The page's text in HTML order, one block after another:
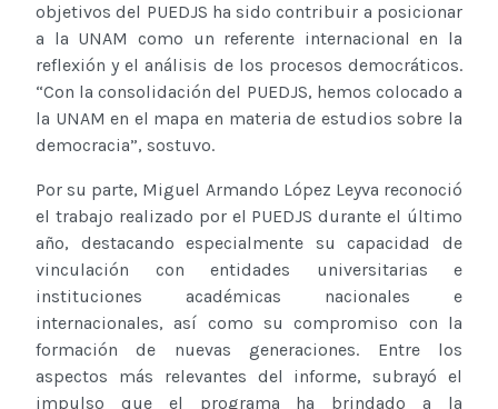
objetivos del PUEDJS ha sido contribuir a posicionar
a la UNAM como un referente internacional en la
reflexión y el análisis de los procesos democráticos.
“Con la consolidación del PUEDJS, hemos colocado a
la UNAM en el mapa en materia de estudios sobre la
democracia”, sostuvo.
Por su parte, Miguel Armando López Leyva reconoció
el trabajo realizado por el PUEDJS durante el último
año, destacando especialmente su capacidad de
vinculación con entidades universitarias e
instituciones académicas nacionales e
internacionales, así como su compromiso con la
formación de nuevas generaciones. Entre los
aspectos más relevantes del informe, subrayó el
impulso que el programa ha brindado a la